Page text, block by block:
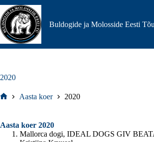
Skip
to
content
Buldogide ja Molosside Eesti
2020
Aasta koer 2020
Aasta koer 2020
Mallorca dogi, IDEAL DOGS GIV